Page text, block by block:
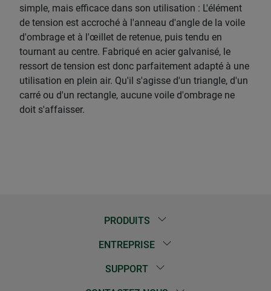
simple, mais efficace dans son utilisation : L'élément
de tension est accroché à l'anneau d'angle de la voile
d'ombrage et à l'œillet de retenue, puis tendu en
tournant au centre. Fabriqué en acier galvanisé, le
ressort de tension est donc parfaitement adapté à une
utilisation en plein air. Qu'il s'agisse d'un triangle, d'un
carré ou d'un rectangle, aucune voile d'ombrage ne
doit s'affaisser.
PRODUITS
ENTREPRISE
SUPPORT